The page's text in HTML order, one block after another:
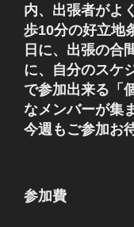
内、出張者がよ
歩10分の好立地
日に、出張の合
に、自分のスケ
で参加出来る「
なメンバーが集
今週もご参加お
参加費